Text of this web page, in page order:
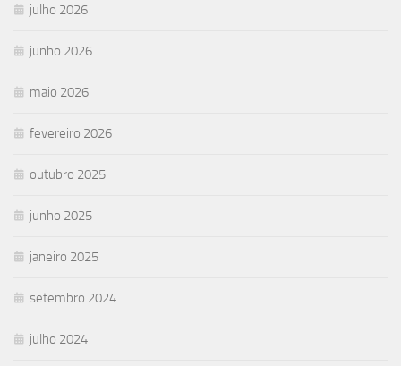
julho 2026
junho 2026
maio 2026
fevereiro 2026
outubro 2025
junho 2025
janeiro 2025
setembro 2024
julho 2024